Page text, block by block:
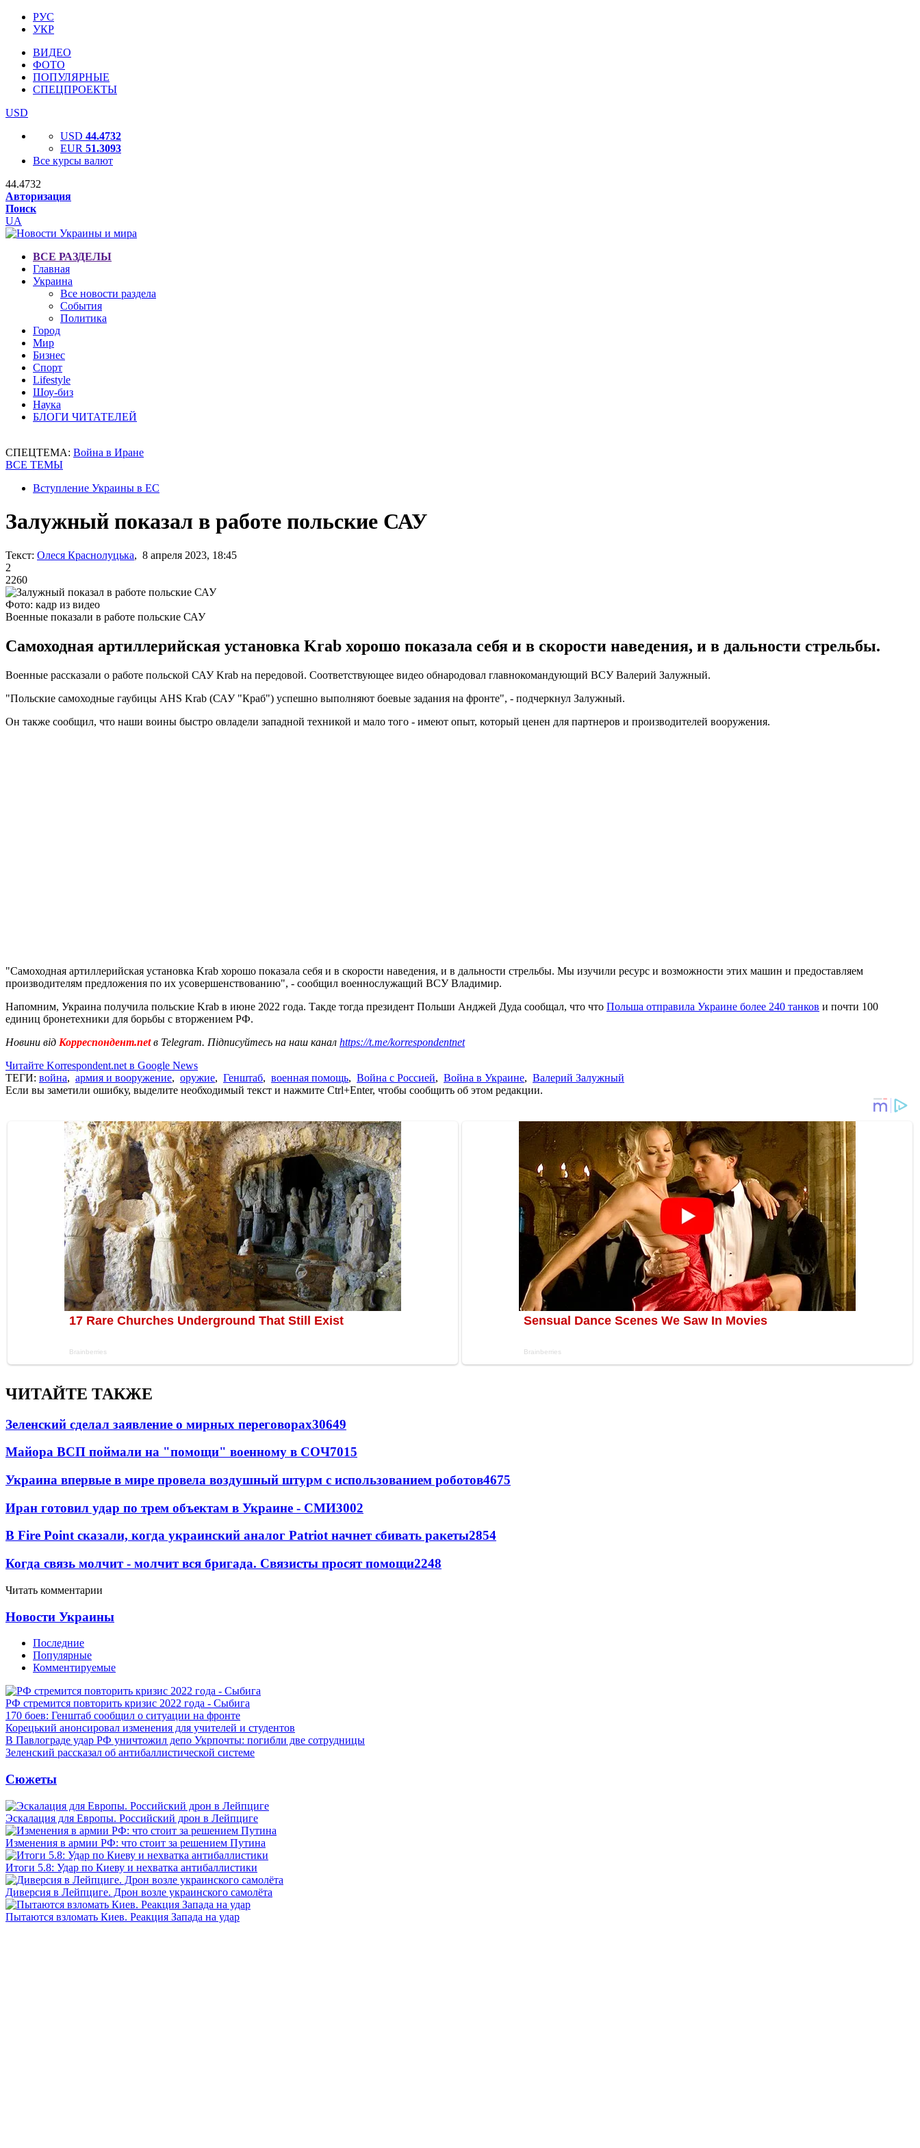
РУС
УКР
ВИДЕО
ФОТО
ПОПУЛЯРНЫЕ
СПЕЦПРОЕКТЫ
USD
USD 44.4732
EUR 51.3093
Все курсы валют
44.4732
Авторизация
Поиск
UA
ВСЕ РАЗДЕЛЫ
Главная
Украина
Все новости раздела
События
Политика
Город
Мир
Бизнес
Спорт
Lifestyle
Шоу-биз
Наука
БЛОГИ ЧИТАТЕЛЕЙ
СПЕЦТЕМА: Война в Иране
ВСЕ ТЕМЫ
Вступление Украины в ЕС
Залужный показал в работе польские САУ
Текст: Олеся Краснолуцька, 8 апреля 2023, 18:45
2
2260
Фото: кадр из видео
Военные показали в работе польские САУ
Самоходная артиллерийская установка Krab хорошо показала себя и в скорости наведения, и в дальности стрельбы.
Военные рассказали о работе польской САУ Krab на передовой. Соответствующее видео обнародовал главнокомандующий ВСУ Валерий Залужный.
"Польские самоходные гаубицы AHS Krab (САУ "Краб") успешно выполняют боевые задания на фронте", - подчеркнул Залужный.
Он также сообщил, что наши воины быстро овладели западной техникой и мало того - имеют опыт, который ценен для партнеров и производителей вооружения.
"Самоходная артиллерийская установка Krab хорошо показала себя и в скорости наведения, и в дальности стрельбы. Мы изучили ресурс и возможности этих машин и предоставляем
производителям предложения по их усовершенствованию", - сообщил военнослужащий ВСУ Владимир.
Напомним, Украина получила польские Krab в июне 2022 года. Такде тогда президент Польши Анджей Дуда сообщал, что что Польша отправила Украине более 240 танков и почти 100
единиц бронетехники для борьбы с вторжением РФ.
Новини від Корреспондент.netв Telegram. Підписуйтесь на наш канал https://t.me/korrespondentnet
Читайте Korrespondent.net в Google News
ТЕГИ: война, армия и вооружение, оружие, Генштаб, военная помощь, Война с Россией, Война в Украине, Валерий Залужный
Если вы заметили ошибку, выделите необходимый текст и нажмите Ctrl+Enter, чтобы сообщить об этом редакции.
ЧИТАЙТЕ ТАКЖЕ
Зеленский сделал заявление о мирных переговорах30649
Майора ВСП поймали на "помощи" военному в СОЧ7015
Украина впервые в мире провела воздушный штурм с использованием роботов4675
Иран готовил удар по трем объектам в Украине - СМИ3002
В Fire Point сказали, когда украинский аналог Patriot начнет сбивать ракеты2854
Когда связь молчит - молчит вся бригада. Связисты просят помощи2248
Читать комментарии
Новости Украины
Последние
Популярные
Комментируемые
РФ стремится повторить кризис 2022 года - Сыбига
170 боев: Генштаб сообщил о ситуации на фронте
Корецький анонсировал изменения для учителей и студентов
В Павлограде удар РФ уничтожил депо Укрпочты: погибли две сотрудницы
Зеленский рассказал об антибаллистической системе
Сюжеты
Эскалация для Европы. Российский дрон в Лейпциге
Изменения в армии РФ: что стоит за решением Путина
Итоги 5.8: Удар по Киеву и нехватка антибаллистики
Диверсия в Лейпциге. Дрон возле украинского самолёта
Пытаются взломать Киев. Реакция Запада на удар